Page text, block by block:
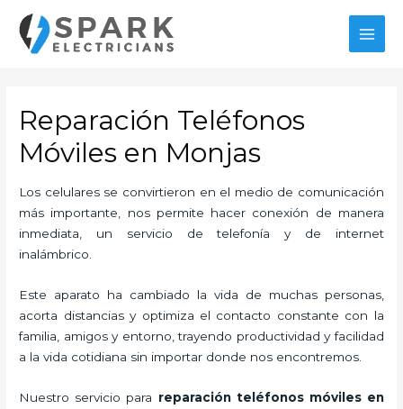
contenido
Reparación Teléfonos
Móviles en Monjas
Los celulares se convirtieron en el medio de comunicación
más importante, nos permite hacer conexión de manera
inmediata, un servicio de telefonía y de internet
inalámbrico.
Este aparato ha cambiado la vida de muchas personas,
acorta distancias y optimiza el contacto constante con la
familia, amigos y entorno, trayendo productividad y facilidad
a la vida cotidiana sin importar donde nos encontremos.
Nuestro servicio para reparación teléfonos móviles en